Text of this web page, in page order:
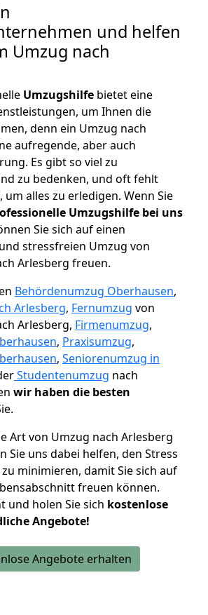
und helfen
Umzug nach
Umzugshilfe bietet eine
um Ihnen die
denn ein Umzug nach
aufregende, aber auch
Es gibt so viel zu
zu bedenken, und oft fehlt
um alles zu erledigen. Wenn Sie
Umzugshilfe bei uns
Sie sich auf einen
stressfreien Umzug von
Arlesberg freuen.
Behördenumzug Oberhausen,
Arlesberg, Fernumzug von
Arlesberg, Firmenumzug,
, Praxisumzug,
, Seniorenumzug in
Studentenumzug nach
wir haben die besten
Art von Umzug nach Arlesberg
Sie uns dabei helfen, den Stress
minimieren, damit Sie sich auf
freuen können.
und holen Sie sich kostenlose
Angebote!
Angebote erhalten